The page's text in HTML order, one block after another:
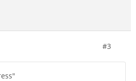
#3